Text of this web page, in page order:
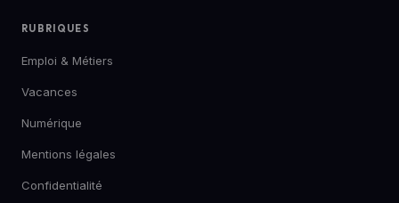
RUBRIQUES
Emploi & Métiers
Vacances
Numérique
Mentions légales
Confidentialité